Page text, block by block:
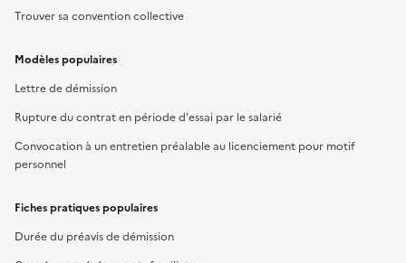
Trouver sa convention collective
Modèles populaires
Lettre de démission
Rupture du contrat en période d'essai par le salarié
Convocation à un entretien préalable au licenciement pour motif
personnel
Fiches pratiques populaires
Durée du préavis de démission